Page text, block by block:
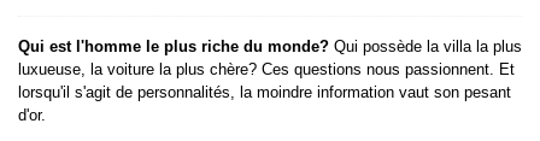
Qui est l'homme le plus riche du monde? Qui possède la villa la plus
luxueuse, la voiture la plus chère? Ces questions nous passionnent. Et
lorsqu'il s'agit de personnalités, la moindre information vaut son pesant
d'or.